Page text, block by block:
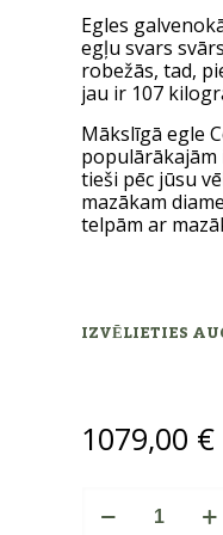
Egles
egļu svars
robežās, tad,
jau ir 107
Mākslīgā egle
populārākajām
tieši pēc jūsu
mazākam
telpām ar
IZVĒLIETIES
1079,00 €
egle